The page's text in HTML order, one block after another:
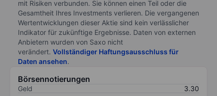
mit Risiken verbunden. Sie können einen Teil oder die
Gesamtheit Ihres Investments verlieren. Die vergangenen
Wertentwicklungen dieser Aktie sind kein verlässlicher
Indikator für zukünftige Ergebnisse. Daten von externen
Anbietern wurden von Saxo nicht
verändert. Vollständiger Haftungsausschluss für
Daten ansehen.
Börsennotierungen
Geld
3.30